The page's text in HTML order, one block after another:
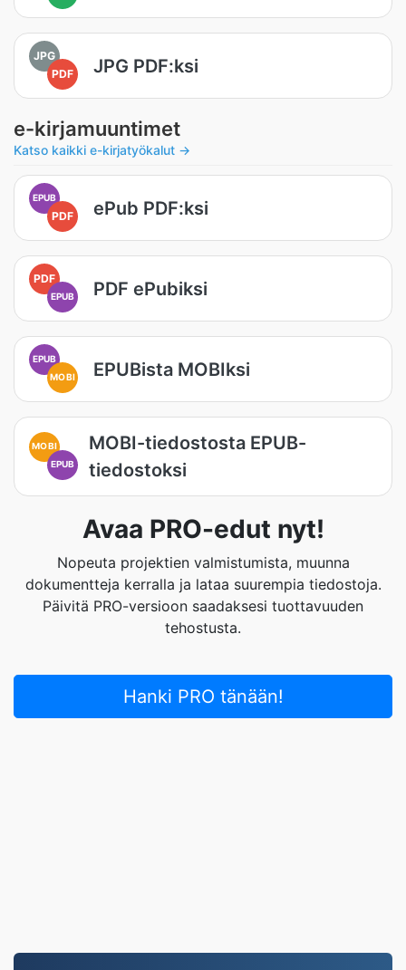
JPG
PDF
JPG PDF:ksi
e-kirjamuuntimet
Katso kaikki e-kirjatyökalut →
EPUB
PDF ePub PDF:ksi
PDF
EPUB PDF ePubiksi
EPUB
MOBI
EPUBista MOBIksi
MOBI
EPUB
MOBI-tiedostosta EPUB-
tiedostoksi
Avaa PRO-edut nyt!
Nopeuta projektien valmistumista, muunna
dokumentteja kerralla ja lataa suurempia tiedostoja.
Päivitä PRO-versioon saadaksesi tuottavuuden
tehostusta.
Hanki PRO tänään!